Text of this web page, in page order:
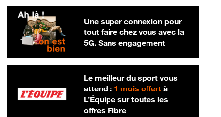
Une super connexion pour
tout faire chez vous avec la
5G. Sans engagement
Le meilleur du sport vous
attend : 1 mois offertà
L’Équipe sur toutes les
offres Fibre